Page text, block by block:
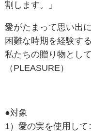
割します。」
愛がたまって思い出
困難な時期を経験す
私たちの贈り物とし
（PLEASURE）
●対象
1）愛の実を使用し